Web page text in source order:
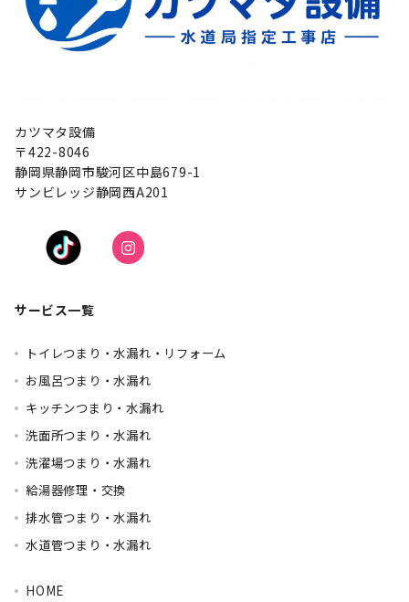
カツマタ設備
〒422-8046
静岡県静岡市駿河区中島679-1
サンビレッジ静岡西A201
サービス一覧
トイレつまり・水漏れ・リフォーム
お風呂つまり・水漏れ
キッチンつまり・水漏れ
洗面所つまり・水漏れ
洗濯場つまり・水漏れ
給湯器修理・交換
排水管つまり・水漏れ
水道管つまり・水漏れ
HOME